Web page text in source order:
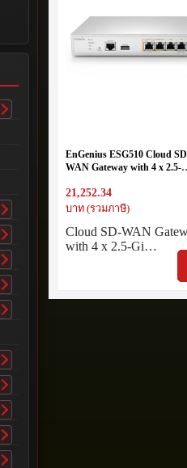
EnGenius ESG510 Cloud
WAN Gateway with 4 x 2.5-
21,252.34
บาท (รวมภาษี)
Cloud SD-WAN
with 4 x 2.5-Gi…
Toggle
Toggle
submenu
Toggle
submenu
Toggle
submenu
Toggle
submenu
Toggle
Toggle
submenu
Toggle
submenu
Toggle
submenu
Toggle
submenu